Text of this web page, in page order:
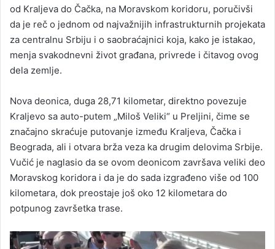
od Kraljeva do Čačka, na Moravskom koridoru, poručivši
da je reč o jednom od najvažnijih infrastrukturnih projekata
za centralnu Srbiju i o saobraćajnici koja, kako je istakao,
menja svakodnevni život građana, privrede i čitavog ovog
dela zemlje.
Nova deonica, duga 28,71 kilometar, direktno povezuje
Kraljevo sa auto-putem „Miloš Veliki“ u Preljini, čime se
značajno skraćuje putovanje između Kraljeva, Čačka i
Beograda, ali i otvara brža veza ka drugim delovima Srbije.
Vučić je naglasio da se ovom deonicom završava veliki deo
Moravskog koridora i da je do sada izgrađeno više od 100
kilometara, dok preostaje još oko 12 kilometara do
potpunog završetka trase.